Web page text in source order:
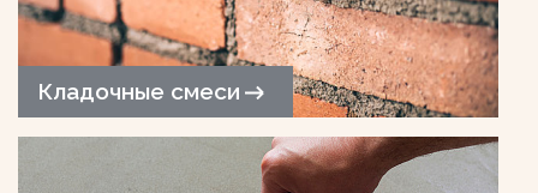
Кладочные смеси